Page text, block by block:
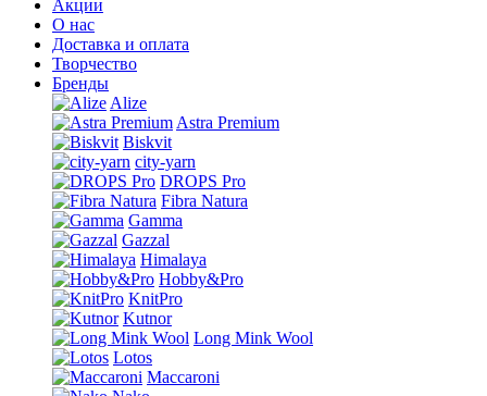
Акции
О нас
Доставка и оплата
Творчество
Бренды
Alize
Astra Premium
Biskvit
city-yarn
DROPS Pro
Fibra Natura
Gamma
Gazzal
Himalaya
Hobby&Pro
KnitPro
Kutnor
Long Mink Wool
Lotos
Maccaroni